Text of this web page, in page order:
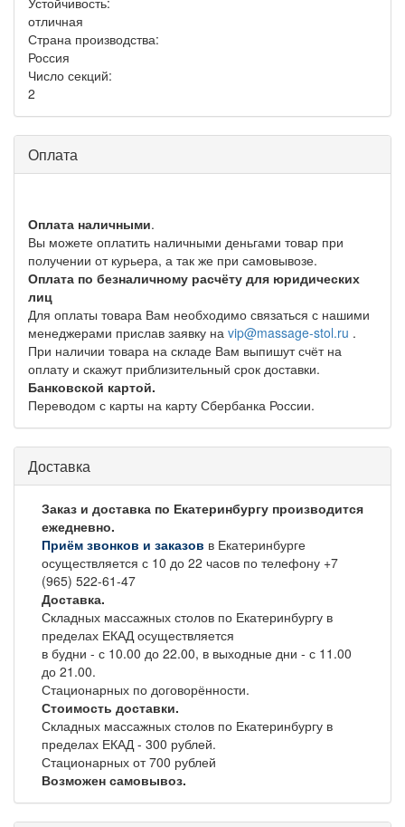
отличная
Страна производства:
Россия
Число секций:
2
Оплата
Оплата наличными.
Вы можете оплатить наличными деньгами товар при
получении от курьера, а так же при самовывозе.
Оплата по безналичному расчёту для юридических
лиц
Для оплаты товара Вам необходимо связаться с нашими
менеджерами прислав заявку на vip@massage-stol.ru .
При наличии товара на складе Вам выпишут счёт на
оплату и скажут приблизительный срок доставки.
Банковской картой.
Переводом с карты на карту Сбербанка России.
Доставка
Заказ и доставка по Екатеринбургу производится
ежедневно.
Приём звонков и заказов в Екатеринбурге
осуществляется с 10 до 22 часов по телефону +7
(965) 522-61-47
Доставка.
Складных массажных столов по Екатеринбургу в
пределах ЕКАД осуществляется
в будни - с 10.00 до 22.00, в выходные дни - с 11.00
до 21.00.
Стационарных по договорённости.
Стоимость доставки.
Складных массажных столов по Екатеринбургу в
пределах ЕКАД - 300 рублей.
Стационарных от 700 рублей
Возможен самовывоз.